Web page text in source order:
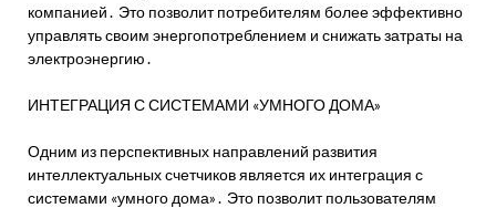
компанией․ Это позволит потребителям более эффективно
управлять своим энергопотреблением и снижать затраты на
электроэнергию․
ИНТЕГРАЦИЯ С СИСТЕМАМИ «УМНОГО ДОМА»
Одним из перспективных направлений развития
интеллектуальных счетчиков является их интеграция с
системами «умного дома»․ Это позволит пользователям